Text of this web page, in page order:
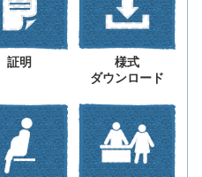
証明
様式
ダウンロード